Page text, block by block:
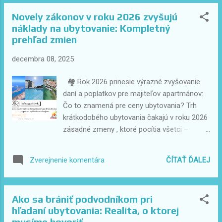
Áno, máme dom na ostrove Vir. Áno,
prenajímame byty. Áno, máme dom v
Záhrebe, kde Ema chodí do školy. A áno,
začína tá „dovolenka“, ktorú mi ľudia závidia.
Poď, obuj si moje topánky. Ucítiš, ako tlačia
tam, kde končí Instagramový filter a začína
realita. Lebo každý byt – a teraz sa nadýchni
– potrebuje údržbu, vybavenie, účty, papiere,
a nechajú po sebe… ehm… umelecký dojem.
Novely zákonov v roku 2026 zvyšujú
náklady na ubytovanie: Kompletný
prehľad zmien
decembra 08, 2025
🏘️ Rok 2026 prinesie výrazné zvyšovanie
daní a poplatkov pre majiteľov apartmánov:
Čo to znamená pre ceny ubytovania? Trh
krátkodobého ubytovania čakajú v roku 2026
zásadné zmeny , ktoré pocítia všetci –
Pripravované novely zákonov, miestne
nariadenia a nové poplatky spôsobia, že
náklady na prevádzku legálnych ubytovacích
náklady, rastú aj ceny. Tento článok prináša
prehľad najdôležitejších zmien a vysvetľuje,
Zverejnenie komentára ČÍTAŤ ĎALEJ
Ako sa brániť podvodníkom pri
hľadaní ubytovania: Realita, o ktorej